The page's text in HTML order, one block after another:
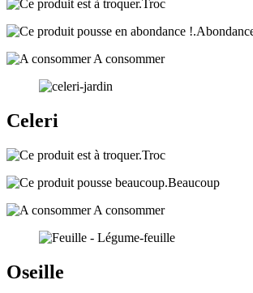
Troc
A consommer
Celeri
Troc
Beaucoup
A consommer
Oseille